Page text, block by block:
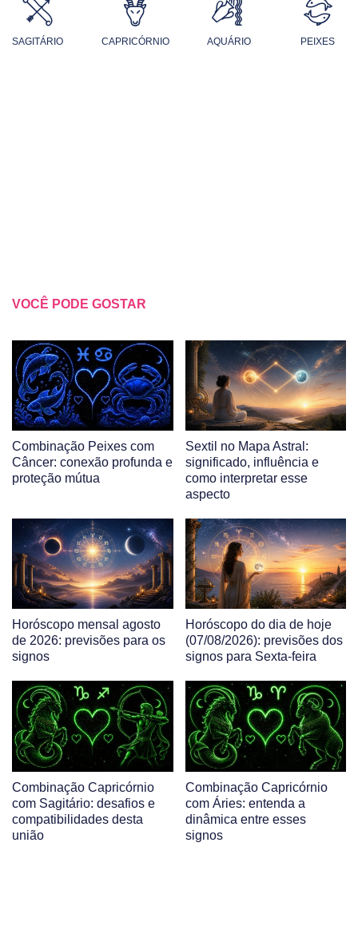
SAGITÁRIO CAPRICÓRNIO AQUÁRIO PEIXES
VOCÊ PODE GOSTAR
Combinação Peixes com
Câncer: conexão profunda e
proteção mútua
Sextil no Mapa Astral:
significado, influência e
como interpretar esse
aspecto
Horóscopo mensal agosto
de 2026: previsões para os
signos
Horóscopo do dia de hoje
(07/08/2026): previsões dos
signos para Sexta-feira
Combinação Capricórnio
com Sagitário: desafios e
compatibilidades desta
união
Combinação Capricórnio
com Áries: entenda a
dinâmica entre esses
signos